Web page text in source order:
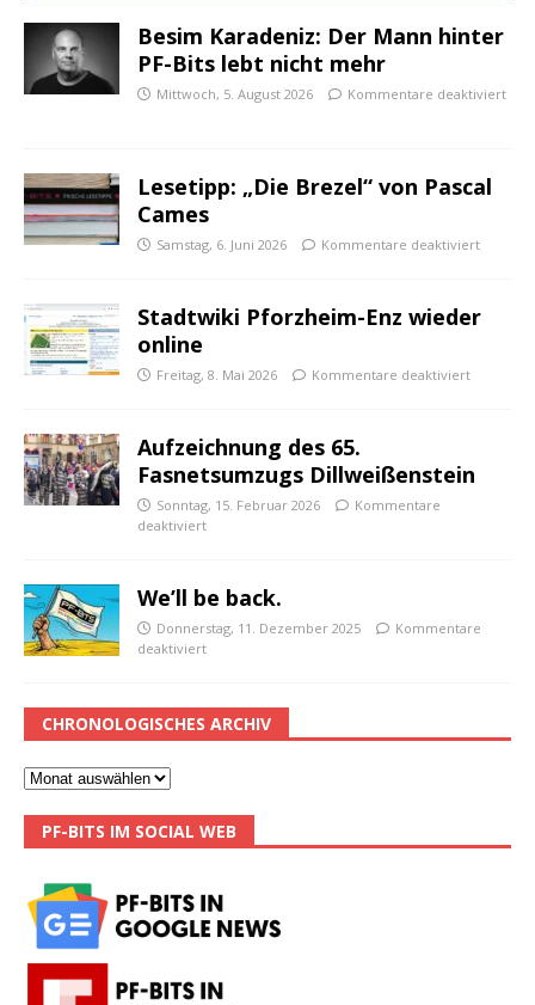
Besim Karadeniz: Der Mann hinter
PF-Bits lebt nicht mehr
Mittwoch, 5. August 2026 Kommentare deaktiviert
Lesetipp: „Die Brezel“ von Pascal
Cames
Samstag, 6. Juni 2026 Kommentare deaktiviert
Stadtwiki Pforzheim-Enz wieder
online
Freitag, 8. Mai 2026 Kommentare deaktiviert
Aufzeichnung des 65.
Fasnetsumzugs Dillweißenstein
Sonntag, 15. Februar 2026
Kommentare
deaktiviert
We’ll be back.
Donnerstag, 11. Dezember 2025
Kommentare
deaktiviert
CHRONOLOGISCHES ARCHIV
PF-BITS IM SOCIAL WEB